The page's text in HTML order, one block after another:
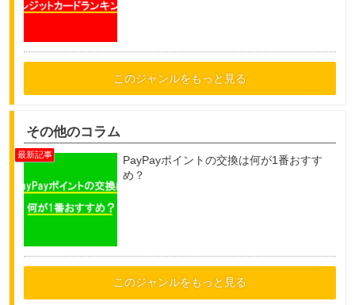
このジャンルをもっと見る
その他のコラム
PayPayポイントの交換は何が1番おすす
め？
このジャンルをもっと見る